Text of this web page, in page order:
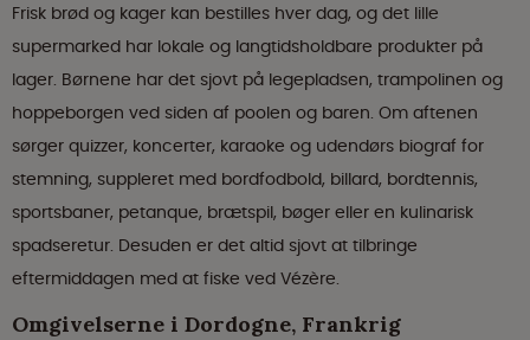
Frisk brød og kager kan bestilles hver dag, og det lille
supermarked har lokale og langtidsholdbare produkter på
lager. Børnene har det sjovt på legepladsen, trampolinen og
hoppeborgen ved siden af poolen og baren. Om aftenen
sørger quizzer, koncerter, karaoke og udendørs biograf for
stemning, suppleret med bordfodbold, billard, bordtennis,
sportsbaner, petanque, brætspil, bøger eller en kulinarisk
spadseretur. Desuden er det altid sjovt at tilbringe
eftermiddagen med at fiske ved Vézère.
Omgivelserne i Dordogne, Frankrig